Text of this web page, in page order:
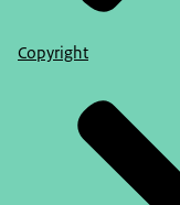
Copyright